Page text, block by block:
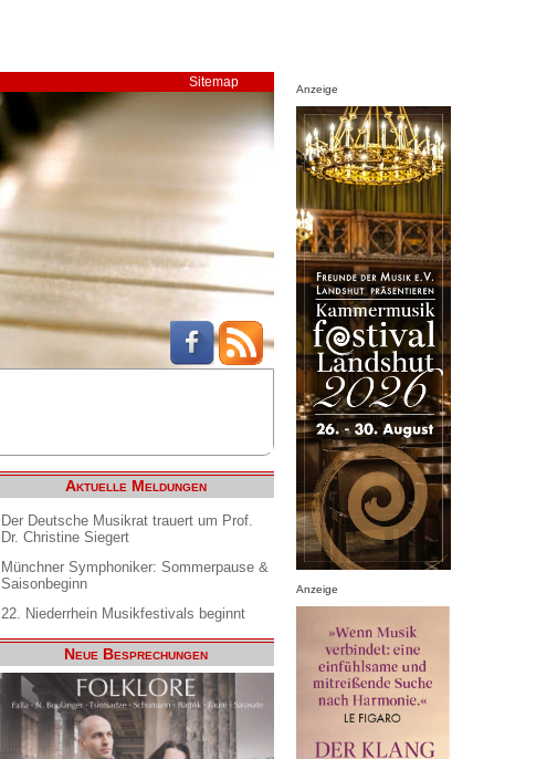
Sitemap
Aktuelle Meldungen
Der Deutsche Musikrat trauert um Prof.
Dr. Christine Siegert
Münchner Symphoniker: Sommerpause &
Saisonbeginn
22. Niederrhein Musikfestivals beginnt
Neue Besprechungen
Anzeige
Anzeige